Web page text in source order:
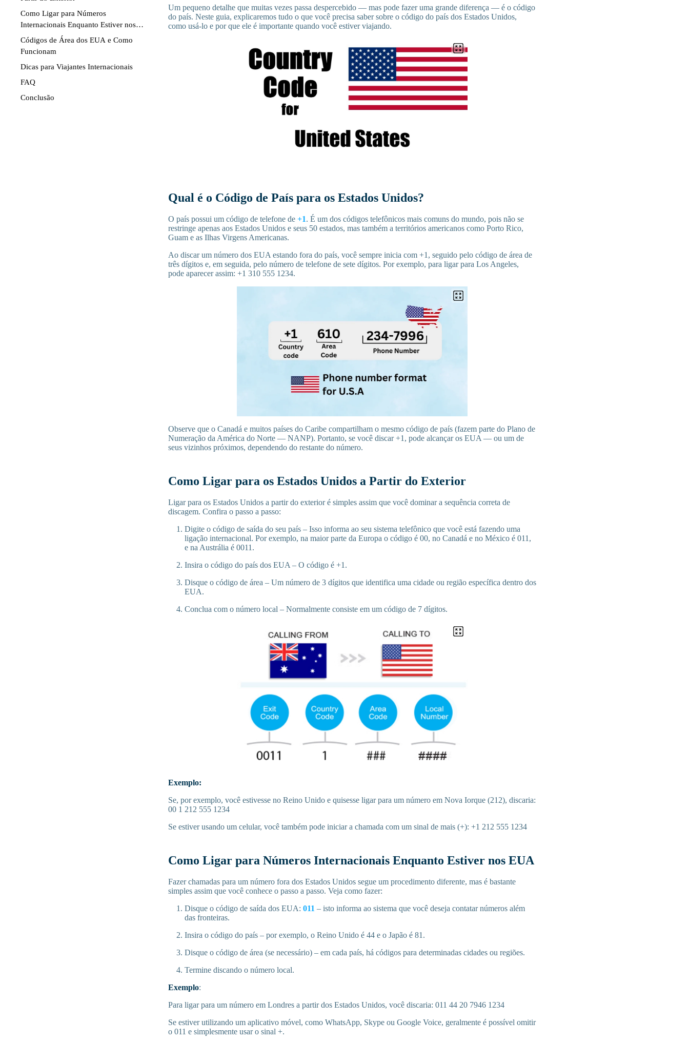
Como Ligar para Números
Internacionais Enquanto Estiver nos
EUA
Códigos de Área dos EUA e Como
Funcionam
Dicas para Viajantes Internacionais
FAQ
Conclusão
Um pequeno detalhe que muitas vezes passa despercebido — mas pode fazer uma grande diferença — é o código
do país. Neste guia, explicaremos tudo o que você precisa saber sobre o código do país dos Estados Unidos,
como usá-lo e por que ele é importante quando você estiver viajando.
Qual é o Código de País para os Estados Unidos?
O país possui um código de telefone de +1. É um dos códigos telefônicos mais comuns do mundo, pois não se
restringe apenas aos Estados Unidos e seus 50 estados, mas também a territórios americanos como Porto Rico,
Guam e as Ilhas Virgens Americanas.
Ao discar um número dos EUA estando fora do país, você sempre inicia com +1, seguido pelo código de área de
três dígitos e, em seguida, pelo número de telefone de sete dígitos. Por exemplo, para ligar para Los Angeles,
pode aparecer assim: +1 310 555 1234.
Observe que o Canadá e muitos países do Caribe compartilham o mesmo código de país (fazem parte do Plano de
Numeração da América do Norte — NANP). Portanto, se você discar +1, pode alcançar os EUA — ou um de
seus vizinhos próximos, dependendo do restante do número.
Como Ligar para os Estados Unidos a Partir do Exterior
Ligar para os Estados Unidos a partir do exterior é simples assim que você dominar a sequência correta de
discagem. Confira o passo a passo:
Digite o código de saída do seu país – Isso informa ao seu sistema telefônico que você está fazendo uma
ligação internacional. Por exemplo, na maior parte da Europa o código é 00, no Canadá e no México é 011,
e na Austrália é 0011.
Insira o código do país dos EUA – O código é +1.
Disque o código de área – Um número de 3 dígitos que identifica uma cidade ou região específica dentro dos
EUA.
Conclua com o número local – Normalmente consiste em um código de 7 dígitos.
Exemplo:
Se, por exemplo, você estivesse no Reino Unido e quisesse ligar para um número em Nova Iorque (212), discaria:
00 1 212 555 1234
Se estiver usando um celular, você também pode iniciar a chamada com um sinal de mais (+): +1 212 555 1234
Como Ligar para Números Internacionais Enquanto Estiver nos EUA
Fazer chamadas para um número fora dos Estados Unidos segue um procedimento diferente, mas é bastante
simples assim que você conhece o passo a passo. Veja como fazer:
Disque o código de saída dos EUA: 011 – isto informa ao sistema que você deseja contatar números além
das fronteiras.
Insira o código do país – por exemplo, o Reino Unido é 44 e o Japão é 81.
Disque o código de área (se necessário) – em cada país, há códigos para determinadas cidades ou regiões.
Termine discando o número local.
Exemplo:
Para ligar para um número em Londres a partir dos Estados Unidos, você discaria: 011 44 20 7946 1234
Se estiver utilizando um aplicativo móvel, como WhatsApp, Skype ou Google Voice, geralmente é possível omitir
o 011 e simplesmente usar o sinal +.